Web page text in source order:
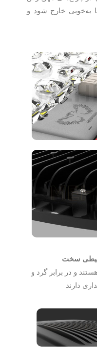
به‌خوبی خارج شود و
o چراغ‌ها دارای استاندارد IP66 هستند و در برابر گرد و
دارند